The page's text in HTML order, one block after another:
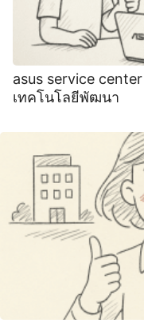
asus service
เทคโนโลยีพัฒนา